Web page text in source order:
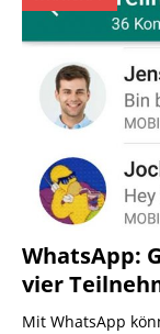
WhatsApp:
vier
Mit WhatsApp